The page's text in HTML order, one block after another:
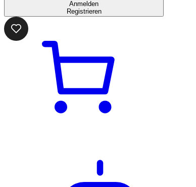
Anmelden
Registrieren